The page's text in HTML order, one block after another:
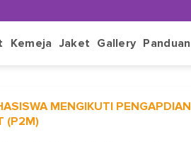
Kemeja Jaket Gallery Panduan
MENGIKUTI PENGAPDIAN
(P2M)